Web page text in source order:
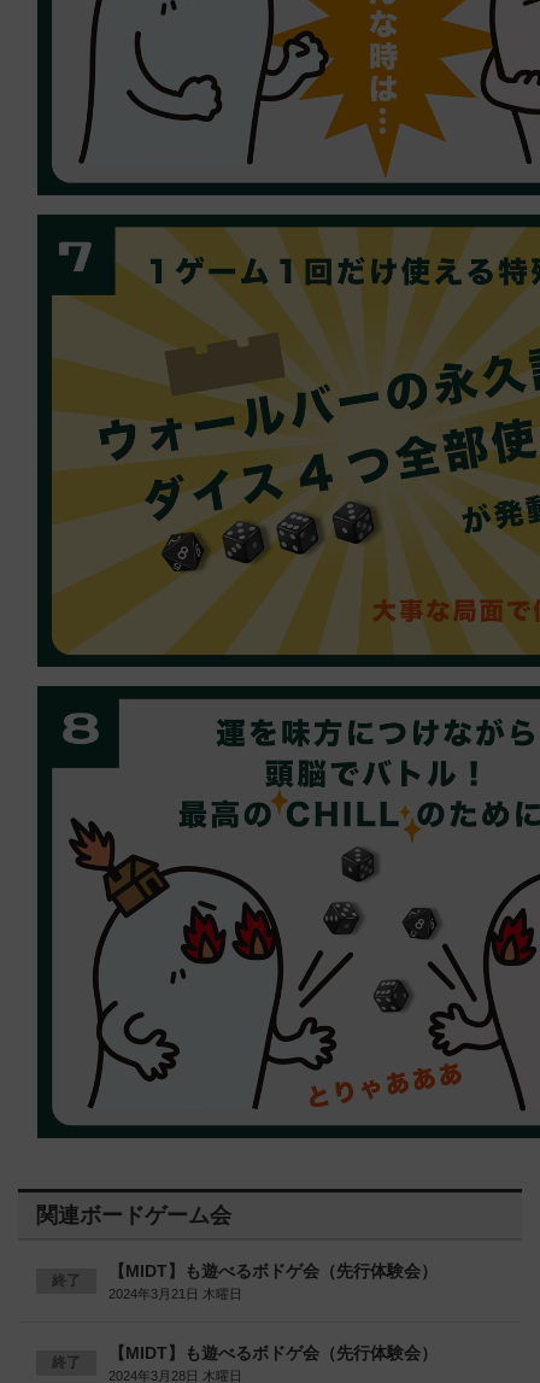
関連ボードゲーム会
終了 【MIDT】も遊べるボドゲ会（先行体験会）
2024年3月21日 木曜日
終了 【MIDT】も遊べるボドゲ会（先行体験会）
2024年3月28日 木曜日